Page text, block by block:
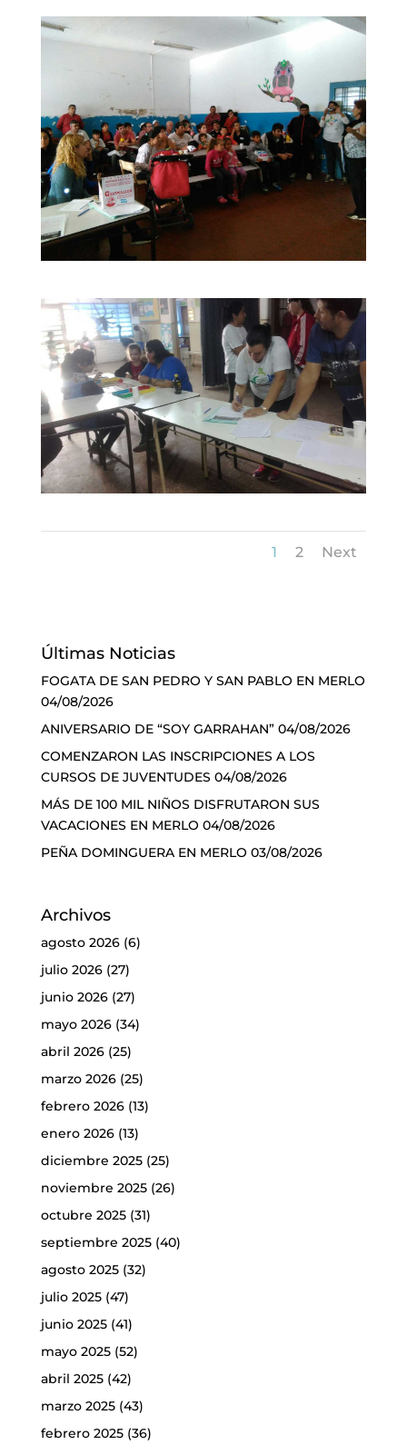
1 2 Next
Últimas Noticias
FOGATA DE SAN PEDRO Y SAN PABLO EN MERLO
04/08/2026
ANIVERSARIO DE “SOY GARRAHAN” 04/08/2026
COMENZARON LAS INSCRIPCIONES A LOS
CURSOS DE JUVENTUDES 04/08/2026
MÁS DE 100 MIL NIÑOS DISFRUTARON SUS
VACACIONES EN MERLO 04/08/2026
PEÑA DOMINGUERA EN MERLO 03/08/2026
Archivos
agosto 2026(6)
julio 2026(27)
junio 2026(27)
mayo 2026(34)
abril 2026(25)
marzo 2026(25)
febrero 2026(13)
enero 2026(13)
diciembre 2025(25)
noviembre 2025(26)
octubre 2025(31)
septiembre 2025(40)
agosto 2025(32)
julio 2025(47)
junio 2025(41)
mayo 2025(52)
abril 2025(42)
marzo 2025(43)
febrero 2025(36)